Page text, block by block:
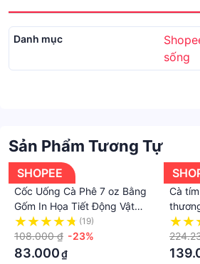
Danh mục
sống
Sản Phẩm Tương Tự
SHOPEE
Cốc Uống Cà Phê 7 oz Bằng
Gốm In Họa Tiết Động Vật
Hoạt Hình 3D Dành Cho Nam
Và Nữ
(19)
108.000 ₫ -23%
83.000₫
Cà
tặng
cốc